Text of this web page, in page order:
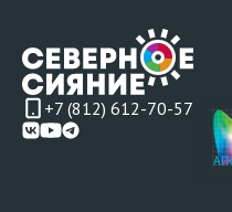
+7 (812) 612-70-57